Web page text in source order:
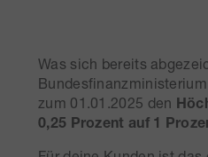
Was sich bereits
zum 01.01.2025 den
0,25 Prozent auf 1